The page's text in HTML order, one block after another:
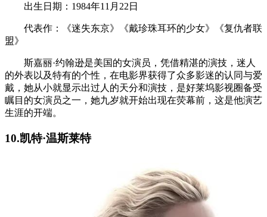
出生日期：1984年11月22日
代表作：《迷失东京》《戴珍珠耳环的少女》《复仇者联
盟》
斯嘉丽·约翰逊是美国的女演员，凭借精湛的演技，迷人
的外表以及特有的个性，在电影界获得了众多影迷的认同与爱
戴，她从小就显示出过人的天分和演技，是好莱坞影视圈备受
瞩目的女演员之一，她九岁就开始出现在荧幕前，这是他演艺
生涯的开端。
10.凯特·温斯莱特